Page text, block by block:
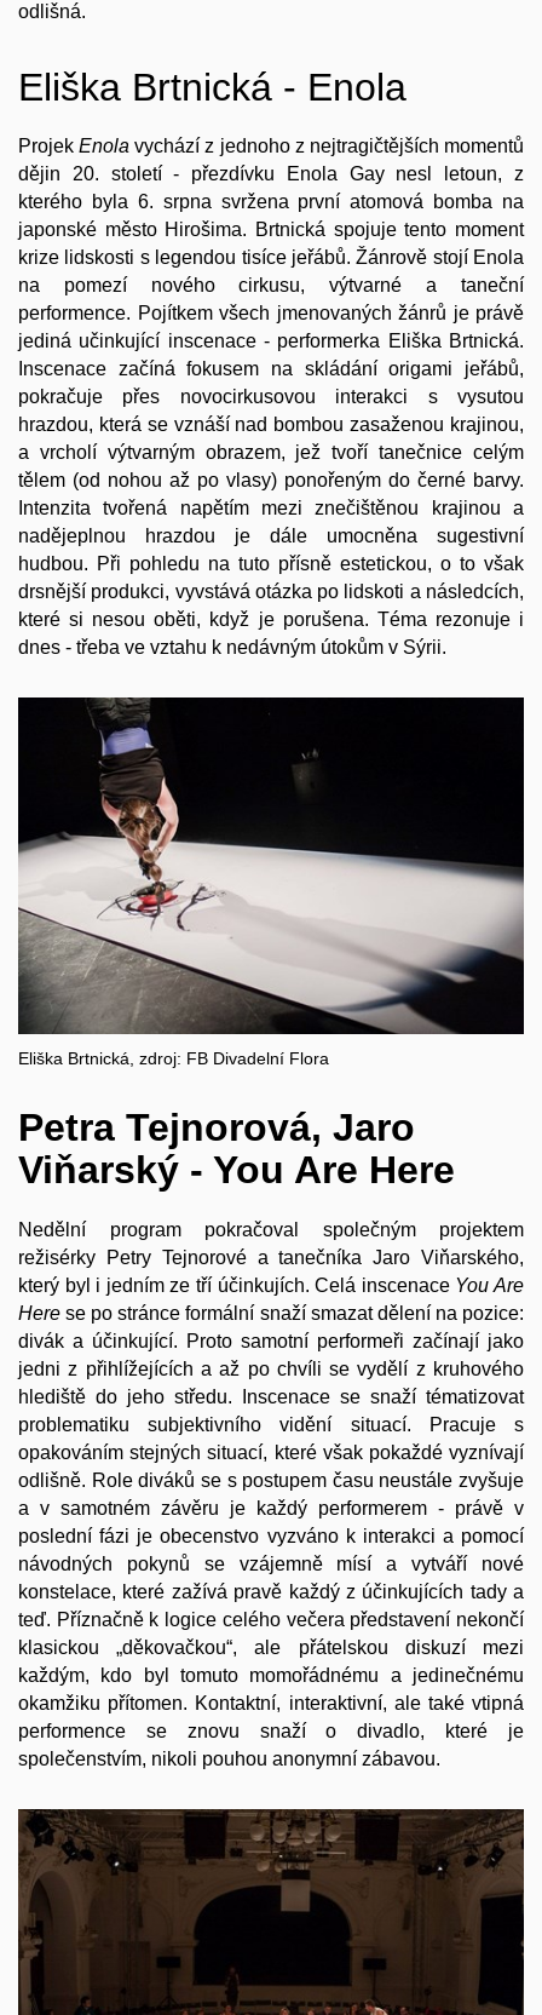
odlišná.
Eliška Brtnická - Enola
ProjekEnola vychází z jednoho z nejtragičtějších momentů
dějin 20. století - přezdívku Enola Gay nesl letoun, z
kterého byla 6. srpna svržena první atomová bomba na
japonské město Hirošima. Brtnická spojuje tento moment
krize lidskosti s legendou tisíce jeřábů. Žánrově stojí Enola
na pomezí nového cirkusu, výtvarné a taneční
performence. Pojítkem všech jmenovaných žánrů je právě
jediná učinkující inscenace - performerka Eliška Brtnická.
Inscenace začíná fokusem na skládání origami jeřábů,
pokračuje přes novocirkusovou interakci s vysutou
hrazdou, která se vznáší nad bombou zasaženou krajinou,
a vrcholí výtvarným obrazem, jež tvoří tanečnice celým
tělem (od nohou až po vlasy) ponořeným do černé barvy.
Intenzita tvořená napětím mezi znečištěnou krajinou a
nadějeplnou hrazdou je dále umocněna sugestivní
hudbou. Při pohledu na tuto přísně estetickou, o to však
drsnější produkci, vyvstává otázka po lidskoti a následcích,
které si nesou oběti, když je porušena. Téma rezonuje i
dnes - třeba ve vztahu k nedávným útokům v Sýrii.
Eliška Brtnická, zdroj: FB Divadelní Flora
Petra Tejnorová, Jaro
Viňarský - You Are Here
Nedělní program pokračoval společným projektem
režisérky Petry Tejnorové a tanečníka Jaro Viňarského,
který byl i jedním ze tří účinkujích. Celá inscenace You Are
Here se po stránce formální snaží smazat dělení na pozice:
divák a účinkující. Proto samotní performeři začínají jako
jedni z přihlížejících a až po chvíli se vydělí z kruhového
hlediště do jeho středu. Inscenace se snaží tématizovat
problematiku subjektivního vidění situací. Pracuje s
opakováním stejných situací, které však pokaždé vyznívají
odlišně. Role diváků se s postupem času neustále zvyšuje
a v samotném závěru je každý performerem - právě v
poslední fázi je obecenstvo vyzváno k interakci a pomocí
návodných pokynů se vzájemně mísí a vytváří nové
konstelace, které zažívá pravě každý z účinkujících tady a
teď. Příznačně k logice celého večera představení nekončí
klasickou „děkovačkou“, ale přátelskou diskuzí mezi
každým, kdo byl tomuto momořádnému a jedinečnému
okamžiku přítomen. Kontaktní, interaktivní, ale také vtipná
performence se znovu snaží o divadlo, které je
společenstvím, nikoli pouhou anonymní zábavou.